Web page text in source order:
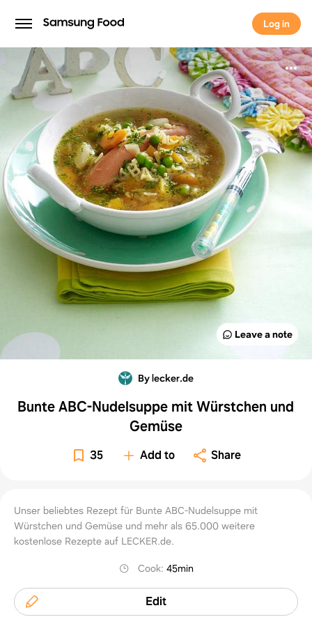
Log in
Log in
Leave a note
By lecker.de
Bunte ABC-Nudelsuppe mit Würstchen und
Gemüse
35 Add to Share
Unser beliebtes Rezept für Bunte ABC-Nudelsuppe mit
Würstchen und Gemüse und mehr als 65.000 weitere
kostenlose Rezepte auf LECKER.de.
Cook: 45min
Edit